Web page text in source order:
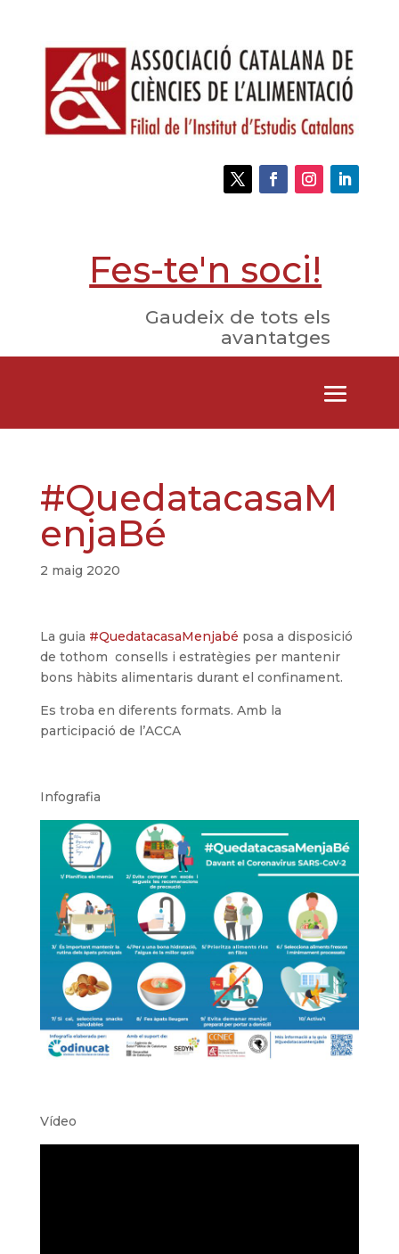
Fes-te'n soci!
Gaudeix de tots els
avantatges
#QuedatacasaM
enjaBé
2 maig 2020
La guia #QuedatacasaMenjabé posa a disposició
de tothom consells i estratègies per mantenir
bons hàbits alimentaris durant el confinament.
Es troba en diferents formats. Amb la
participació de l’ACCA
Infografia
Vídeo